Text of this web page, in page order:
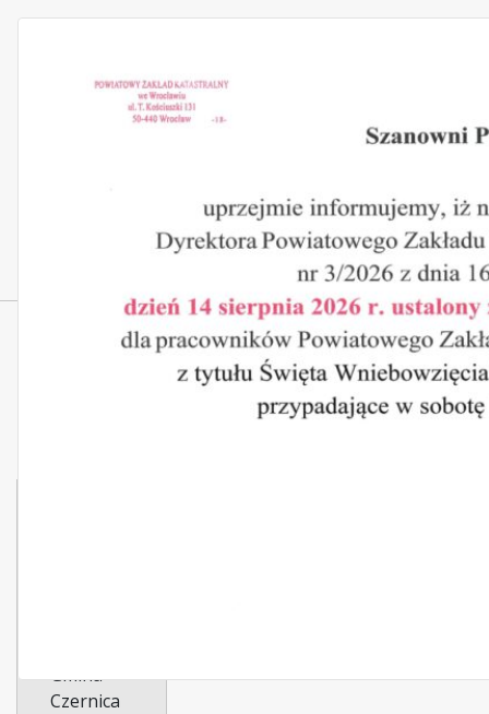
Krzyków 09
< wróć do kategorii: Gmina Czernica
Gmina
Czernica